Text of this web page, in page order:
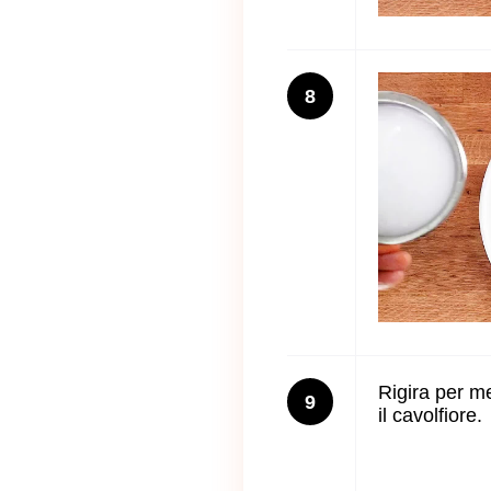
8
9
Rigira per
il cavolfiore.